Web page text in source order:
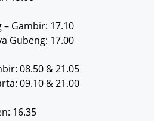
Gambir: 17.10
Gubeng: 17.00
08.50 & 21.05
09.10 & 21.00
16.35